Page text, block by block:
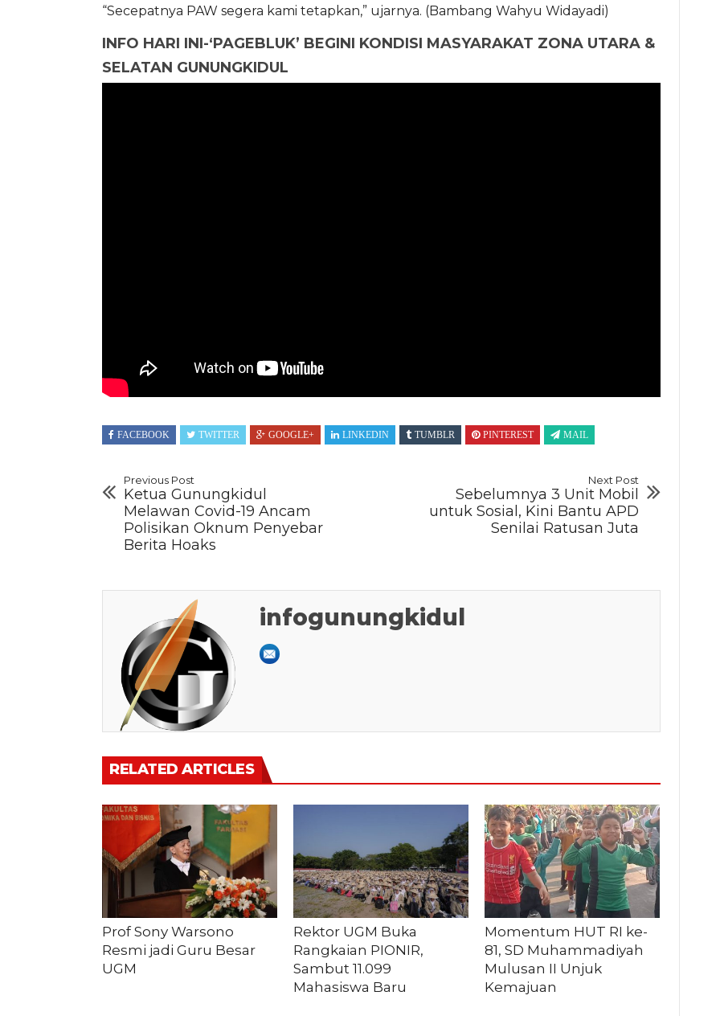
“Secepatnya PAW segera kami tetapkan,” ujarnya. (Bambang Wahyu Widayadi)
INFO HARI INI-‘PAGEBLUK’ BEGINI KONDISI MASYARAKAT ZONA UTARA &
SELATAN GUNUNGKIDUL
FACEBOOK TWITTER GOOGLE+ LINKEDIN TUMBLR PINTEREST MAIL
Previous Post
Ketua Gunungkidul
Melawan Covid-19 Ancam
Polisikan Oknum Penyebar
Berita Hoaks
Next Post
Sebelumnya 3 Unit Mobil
untuk Sosial, Kini Bantu APD
Senilai Ratusan Juta
infogunungkidul
RELATED ARTICLES
Prof Sony Warsono
Resmi jadi Guru Besar
UGM
Rektor UGM Buka
Rangkaian PIONIR,
Sambut 11.099
Mahasiswa Baru
Momentum HUT RI ke-
81, SD Muhammadiyah
Mulusan II Unjuk
Kemajuan